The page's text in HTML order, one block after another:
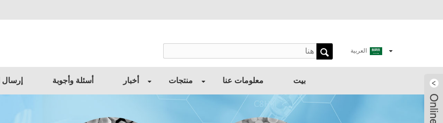
العربية
بيت معلومات عنا منتجات أخبار أسئلة وأجوبة إرسال